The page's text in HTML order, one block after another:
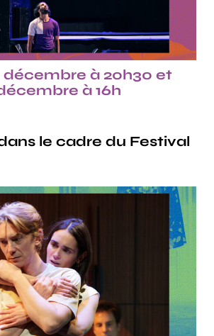
décembre à 20h30 et
à 16h
le cadre du Festival